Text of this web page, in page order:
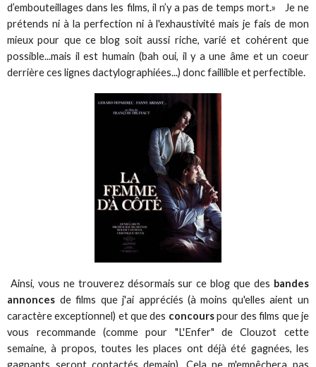
d’embouteillages dans les films, il n’y a pas de temps mort.» Je ne
prétends ni à la perfection ni à l'exhaustivité mais je fais de mon
mieux pour que ce blog soit aussi riche, varié et cohérent que
possible...mais il est humain (bah oui, il y a une âme et un coeur
derrière ces lignes dactylographiées...) donc faillible et perfectible.
Ainsi, vous ne trouverez désormais sur ce blog que des bandes
annonces de films que j'ai appréciés (à moins qu'elles aient un
caractère exceptionnel) et que des concourspour des films que je
vous recommande (comme pour "L'Enfer" de Clouzot cette
semaine, à propos, toutes les places ont déjà été gagnées, les